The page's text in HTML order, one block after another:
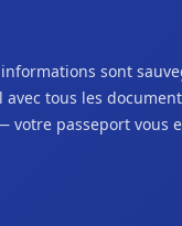
sont
tous les
votre passeport vous